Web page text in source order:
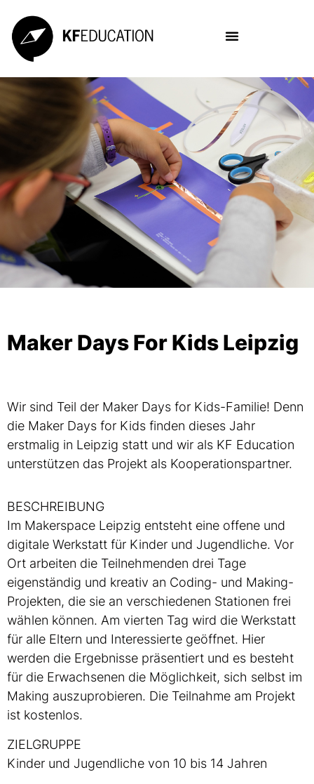
Maker Days For Kids Leipzig
Wir sind Teil der Maker Days for Kids-Familie! Denn
die Maker Days for Kids finden dieses Jahr
erstmalig in Leipzig statt und wir als KF Education
unterstützen das Projekt als Kooperationspartner.
BESCHREIBUNG
Im Makerspace Leipzig entsteht eine offene und
digitale Werkstatt für Kinder und Jugendliche. Vor
Ort arbeiten die Teilnehmenden drei Tage
eigenständig und kreativ an Coding- und Making-
Projekten, die sie an verschiedenen Stationen frei
wählen können. Am vierten Tag wird die Werkstatt
für alle Eltern und Interessierte geöffnet. Hier
werden die Ergebnisse präsentiert und es besteht
für die Erwachsenen die Möglichkeit, sich selbst im
Making auszuprobieren. Die Teilnahme am Projekt
ist kostenlos.
ZIELGRUPPE
Kinder und Jugendliche von 10 bis 14 Jahren